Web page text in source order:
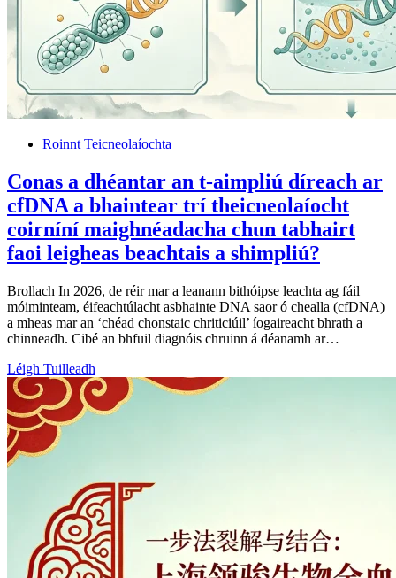
Roinnt Teicneolaíochta
Conas a dhéantar an t-aimpliú díreach ar
cfDNA a bhaintear trí theicneolaíocht
coirníní maighnéadacha chun tabhairt
faoi leigheas beachtais a shimpliú?
Brollach In 2026, de réir mar a leanann bithóipse leachta ag fáil
móiminteam, éifeachtúlacht asbhainte DNA saor ó chealla (cfDNA)
a mheas mar an ‘chéad chonstaic chriticiúil’ íogaireacht bhrath a
chinneadh. Cibé an bhfuil diagnóis chruinn á déanamh ar…
Léigh Tuilleadh